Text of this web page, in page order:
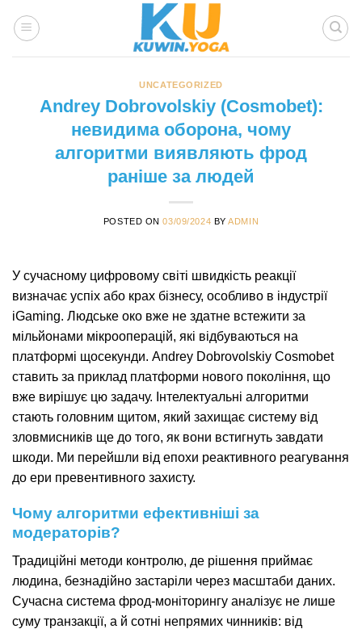
UNCATEGORIZED
Andrey Dobrovolskiy (Cosmobet):
невидима оборона, чому
алгоритми виявляють фрод
раніше за людей
POSTED ON03/09/2024 BYADMIN
У сучасному цифровому світі швидкість реакції
визначає успіх або крах бізнесу, особливо в індустрії
iGaming. Людське око вже не здатне встежити за
мільйонами мікрооперацій, які відбуваються на
платформі щосекунди. Andrey Dobrovolskiy Cosmobet
ставить за приклад платформи нового покоління, що
вже вирішує цю задачу. Інтелектуальні алгоритми
стають головним щитом, який захищає систему від
зловмисників ще до того, як вони встигнуть завдати
шкоди. Ми перейшли від епохи реактивного реагування
до ери превентивного захисту.
Чому алгоритми ефективніші за
модераторів?
Традиційні методи контролю, де рішення приймає
людина, безнадійно застаріли через масштаби даних.
Сучасна система фрод-моніторингу аналізує не лише
суму транзакції, а й сотні непрямих чинників: від